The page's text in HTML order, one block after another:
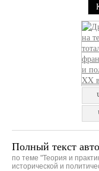
Полный текст
по теме "Теория и
исторической и